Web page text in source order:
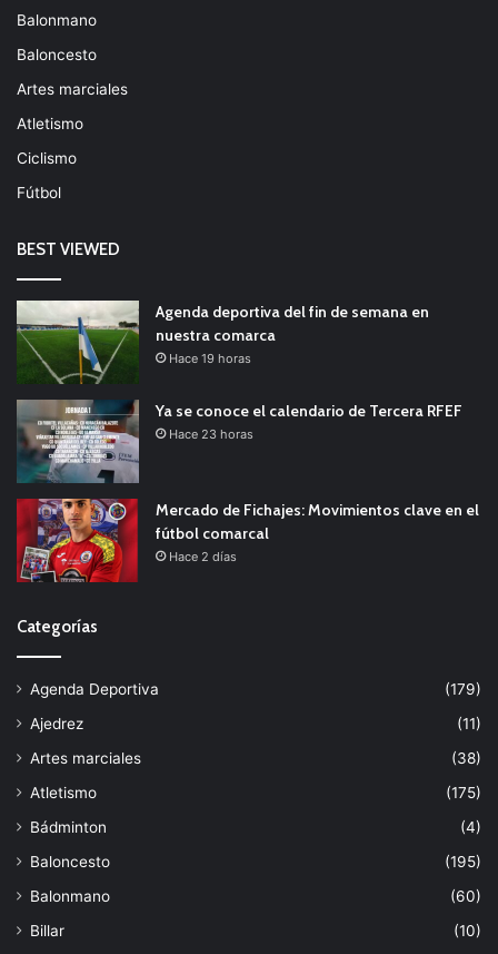
Balonmano
Baloncesto
Artes marciales
Atletismo
Ciclismo
Fútbol
BEST VIEWED
Agenda deportiva del fin de semana en
nuestra comarca
Hace 19 horas
Ya se conoce el calendario de Tercera RFEF
Hace 23 horas
Mercado de Fichajes: Movimientos clave en el
fútbol comarcal
Hace 2 días
Categorías
Agenda Deportiva
(179)
Ajedrez
(11)
Artes marciales
(38)
Atletismo
(175)
Bádminton
(4)
Baloncesto
(195)
Balonmano
(60)
Billar
(10)